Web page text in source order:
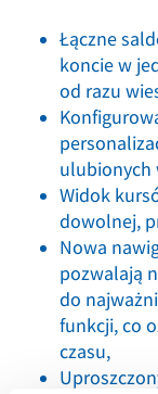
Łączne
koncie w
od razu
ulubionych
Widok
dowolnej,
Nowa
pozwalają
do
funkcji, co
czasu,